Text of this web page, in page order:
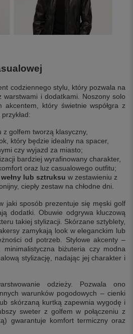
codziennego stylu, który pozwala na
warstwami i dodatkami. Noszony solo
akcentem, który świetnie współgra z
z golfem tworzą klasyczny,
który będzie idealny na spacer,
czy wyjazd za miasto;
bardziej wyrafinowany charakter,
oraz luz casualowego outfitu;
lub sztruksu w zestawieniu z
ciepły zestaw na chłodne dni.
jaki sposób prezentuje się męski golf
dodatki. Obuwie odgrywa kluczową
takiej stylizacji. Skórzane sztyblety,
zamykają look w eleganckim lub
od potrzeb. Stylowe akcenty –
biżuteria czy modna
stylizację, nadając jej charakter i
odzieży. Pozwala ono
warunków pogodowych – cienki
skórzaną kurtką zapewnia wygodę i
sweter z golfem w połączeniu z
gwarantuje komfort termiczny oraz